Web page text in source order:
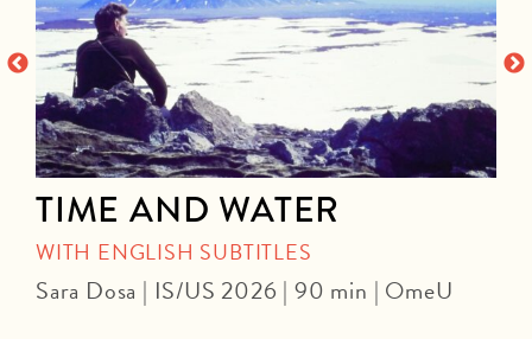
TIME AND WATER
WITH ENGLISH SUBTITLES
Sara Dosa | IS/US 2026 | 90 min | OmeU